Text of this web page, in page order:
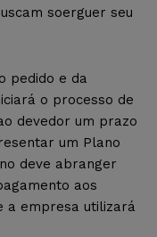
soerguer seu
pedido e da
o processo de
devedor um prazo
um Plano
deve abranger
aos
a empresa utilizará